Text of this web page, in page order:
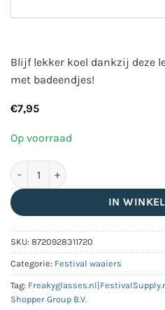
Blijf lekker koel dankzij deze
met badeendjes!
€7,95
Op voorraad
Festival handwaaier -
IN
SKU: 8720928311720
Categorie: Festival waaiers
Tag:
Shopper Group B.V.